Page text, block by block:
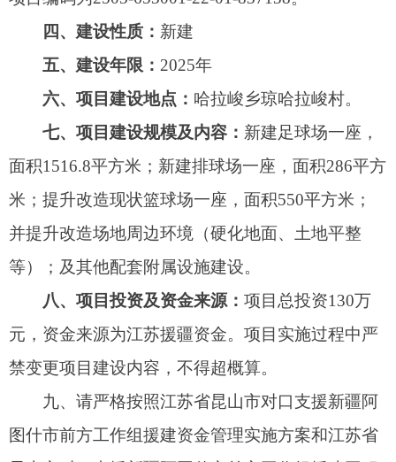
元，资金来源为江苏援疆资金。项目实施过程中严
九、请严格按照江苏省昆山市对口支援新疆阿
图什市前方工作组援建资金管理实施方案和江苏省
昆山市对口支援新疆阿图什市前方工作组援建工程
项目实施方案等有关规定执行，抓紧落实前期手